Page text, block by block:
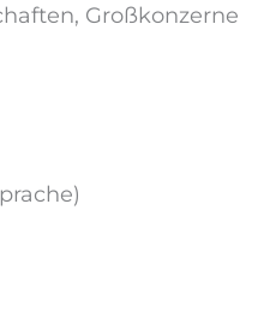
Großkonzerne